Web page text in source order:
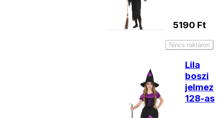
5190 Ft
Nincs raktáron
Lila
boszi
jelmez
128-as